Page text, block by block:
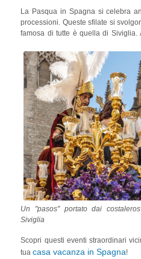
La Pasqua in Spagna si celebra
processioni. Queste sfilate si
famosa di tutte è quella di
parate che riuniscono una folla di
Un "pasos" portato dai
Siviglia
Scopri questi eventi straordinari
tuacasa vacanza in Spagna!